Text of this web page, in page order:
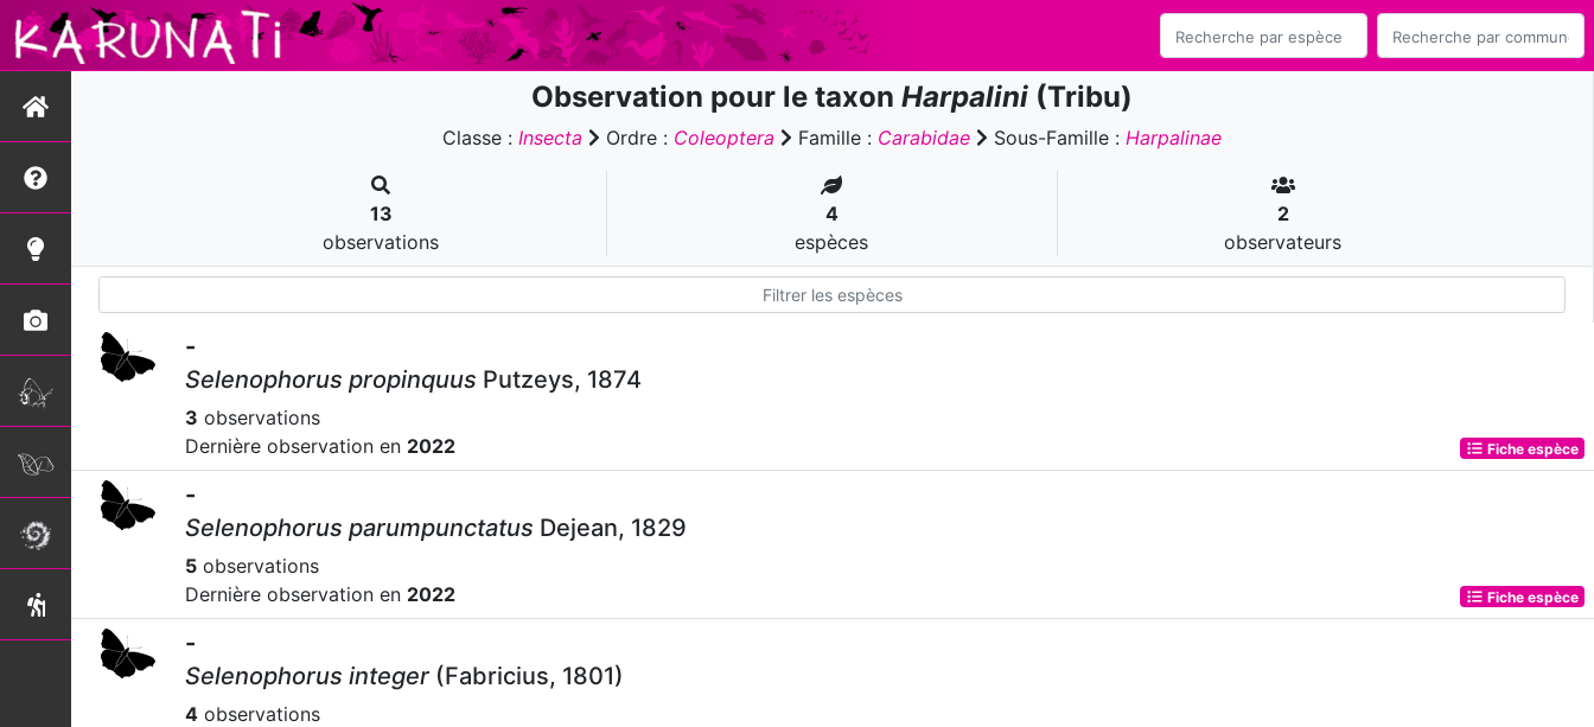
Observation pour le taxon Harpalini (Tribu)
Classe : Insecta Ordre : Coleoptera Famille : Carabidae Sous-Famille : Harpalinae
13
observations
4
espèces
2
observateurs
-
Selenophorus propinquus Putzeys, 1874
3 observations
Dernière observation en 2022 Fiche espèce
-
Selenophorus parumpunctatus Dejean, 1829
5 observations
Dernière observation en 2022 Fiche espèce
-
Selenophorus integer (Fabricius, 1801)
4 observations